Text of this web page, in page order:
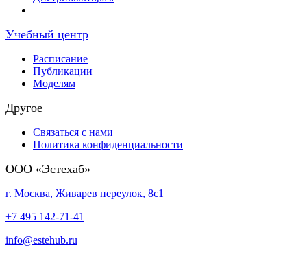
Учебный центр
Расписание
Публикации
Моделям
Другое
Связаться с нами
Политика конфиденциальности
ООО «Эстехаб»
г. Москва, Живарев переулок, 8c1
+7 495 142-71-41
info@estehub.ru